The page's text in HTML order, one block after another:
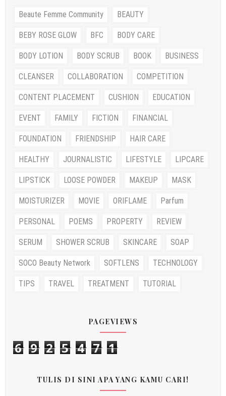
Beaute Femme Community BEAUTY
BEBY ROSE GLOW BFC BODY CARE
BODY LOTION BODY SCRUB BOOK BUSINESS
CLEANSER COLLABORATION COMPETITION
CONTENT PLACEMENT CUSHION EDUCATION
EVENT FAMILY FICTION FINANCIAL
FOUNDATION FRIENDSHIP HAIR CARE
HEALTHY JOURNALISTIC LIFESTYLE LIPCARE
LIPSTICK LOOSE POWDER MAKEUP MASK
MOISTURIZER MOVIE ORIFLAME Parfum
PERSONAL POEMS PROPERTY REVIEW
SERUM SHOWER SCRUB SKINCARE SOAP
SOCO Beauty Network SOFTLENS TECHNOLOGY
TIPS TRAVEL TREATMENT TUTORIAL
PAGEVIEWS
6 9 2 5 4 7 1
TULIS DI SINI APA YANG KAMU CARI!